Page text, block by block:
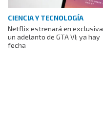
CIENCIA Y TECNOLOGÍA
Netflix estrenará en exclusiva
un adelanto de GTA VI; ya hay
fecha